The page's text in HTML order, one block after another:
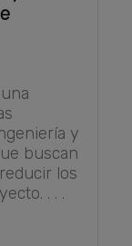
y
buscan
los
. . .